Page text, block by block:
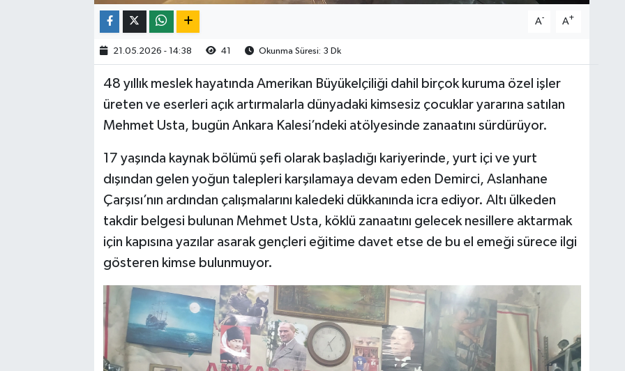
A- A+
21.05.2026 - 14:38 41 Okunma Süresi: 3 Dk
48 yıllık meslek hayatında Amerikan Büyükelçiliği dahil birçok kuruma özel işler
üreten ve eserleri açık artırmalarla dünyadaki kimsesiz çocuklar yararına satılan
Mehmet Usta, bugün Ankara Kalesi’ndeki atölyesinde zanaatını sürdürüyor.
17 yaşında kaynak bölümü şefi olarak başladığı kariyerinde, yurt içi ve yurt
dışından gelen yoğun talepleri karşılamaya devam eden Demirci, Aslanhane
Çarşısı’nın ardından çalışmalarını kaledeki dükkanında icra ediyor. Altı ülkeden
takdir belgesi bulunan Mehmet Usta, köklü zanaatını gelecek nesillere aktarmak
için kapısına yazılar asarak gençleri eğitime davet etse de bu el emeği sürece ilgi
gösteren kimse bulunmuyor.